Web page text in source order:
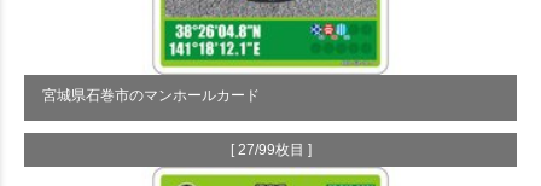
宮城県石巻市のマンホールカード
[ 27/99枚目 ]